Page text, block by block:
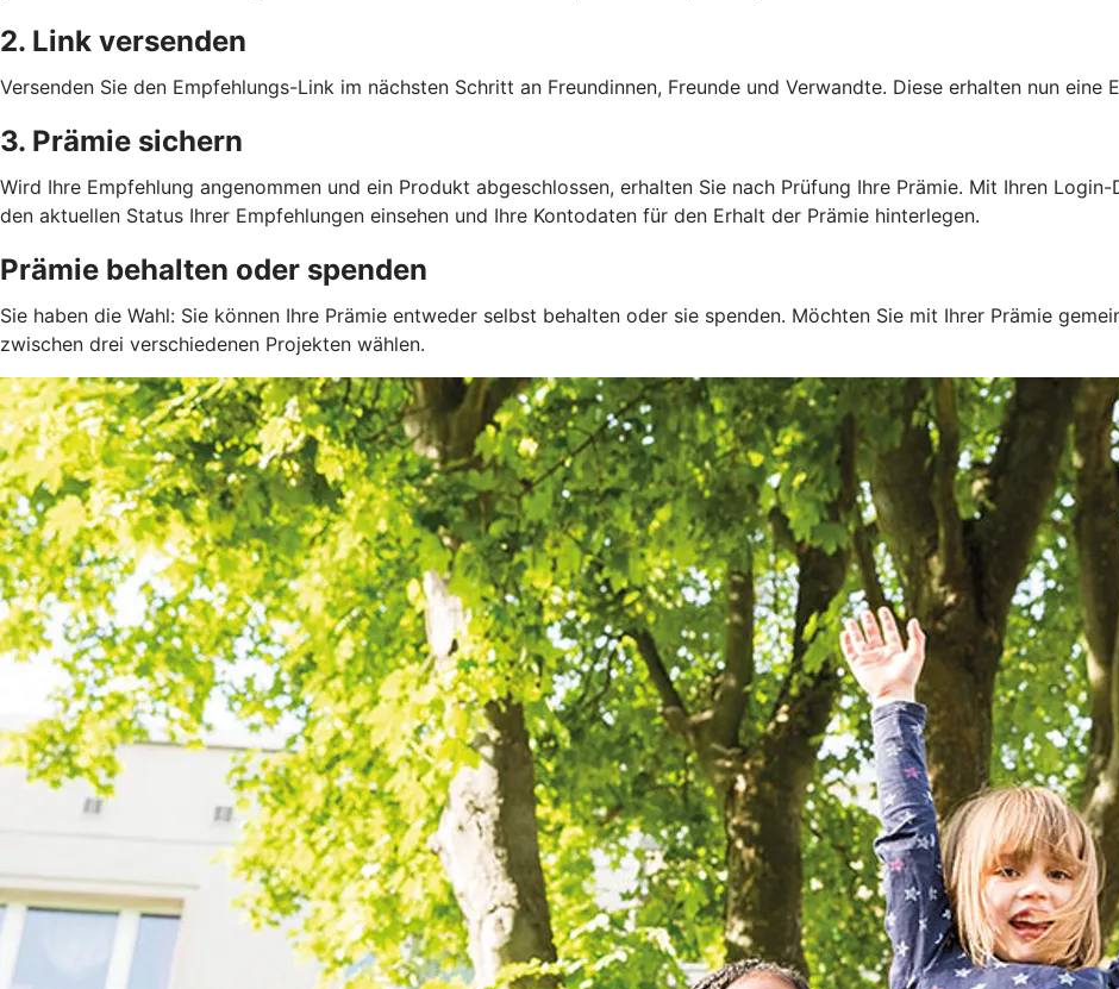
2. Link versenden
Versenden Sie den Empfehlungs-Link im nächsten Schritt an Freundinnen, Freunde und Verwandte. Diese erhalten nun eine
3. Prämie sichern
Wird Ihre Empfehlung angenommen und ein Produkt abgeschlossen, erhalten Sie nach Prüfung Ihre Prämie. Mit Ihren
den aktuellen Status Ihrer Empfehlungen einsehen und Ihre Kontodaten für den Erhalt der Prämie hinterlegen.
Prämie behalten oder spenden
Sie haben die Wahl: Sie können Ihre Prämie entweder selbst behalten oder sie spenden. Möchten Sie mit Ihrer Prämie
zwischen drei verschiedenen Projekten wählen.